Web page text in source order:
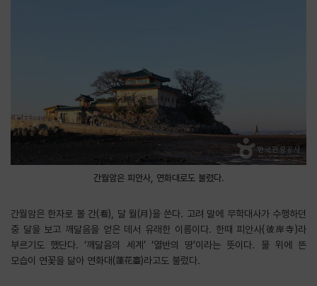
간월암은 피안사, 연화대로도 불렸다.
간월암은 한자로 볼 간(看), 달 월(月)을 쓴다. 고려 말에 무학대사가 수행하던
중 달을 보고 깨달음을 얻은 데서 유래한 이름이다. 한때 피안사(彼岸寺)라
부르기도 했단다. ‘깨달음의 세계’ ‘열반의 땅’이라는 뜻이다. 물 위에 뜬
모습이 연꽃을 닮아 연화대(蓮花臺)라고도 불렀다.